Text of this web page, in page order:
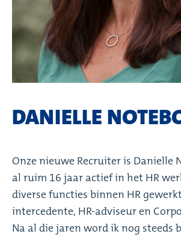
DANIELLE
Onze nieuwe Recruiter is Danielle
al ruim 16 jaar actief in het HR
diverse functies binnen HR
intercedente, HR-adviseur en
Na al die jaren word ik nog steeds